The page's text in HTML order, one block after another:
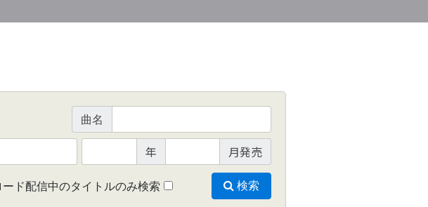
曲名
年 月発売
ド配信中のタイトルのみ検索 検索